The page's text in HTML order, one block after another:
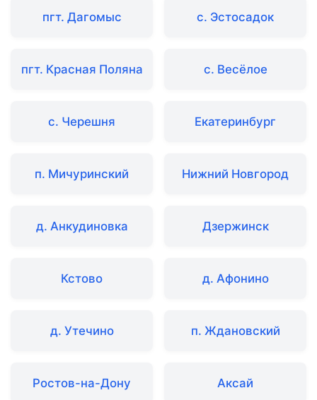
пгт. Дагомыс с. Эстосадок
пгт. Красная Поляна с. Весёлое
с. Черешня Екатеринбург
п. Мичуринский Нижний Новгород
д. Анкудиновка Дзержинск
Кстово д. Афонино
д. Утечино п. Ждановский
Ростов-на-Дону Аксай